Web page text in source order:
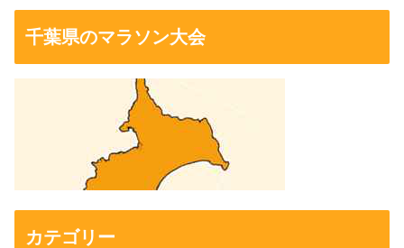
千葉県のマラソン大会
カテゴリー